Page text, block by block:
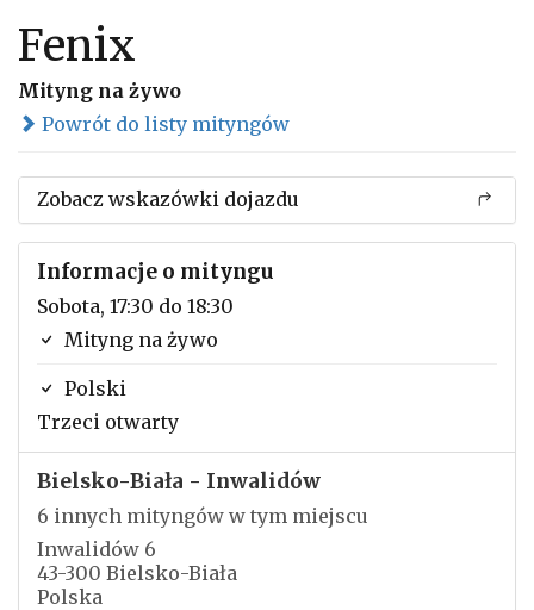
Fenix
Mityng na żywo
Powrót do listy mityngów
Zobacz wskazówki dojazdu
Informacje o mityngu
Sobota, 17:30 do 18:30
Mityng na żywo
Polski
Trzeci otwarty
Bielsko-Biała - Inwalidów
6 innych mityngów w tym miejscu
Inwalidów 6
43-300 Bielsko-Biała
Polska